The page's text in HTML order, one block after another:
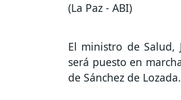
(La Paz - ABI)
El ministro de Salud,
será puesto en
de Sánchez de Lozada.